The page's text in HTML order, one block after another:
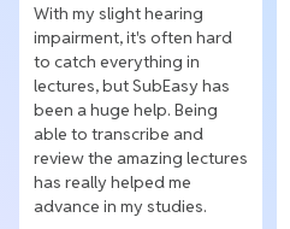
With my slight hearing
impairment, it's often hard
to catch everything in
lectures, but SubEasy has
been a huge help. Being
able to transcribe and
review the amazing lectures
has really helped me
advance in my studies.